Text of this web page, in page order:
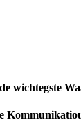
wichtegste